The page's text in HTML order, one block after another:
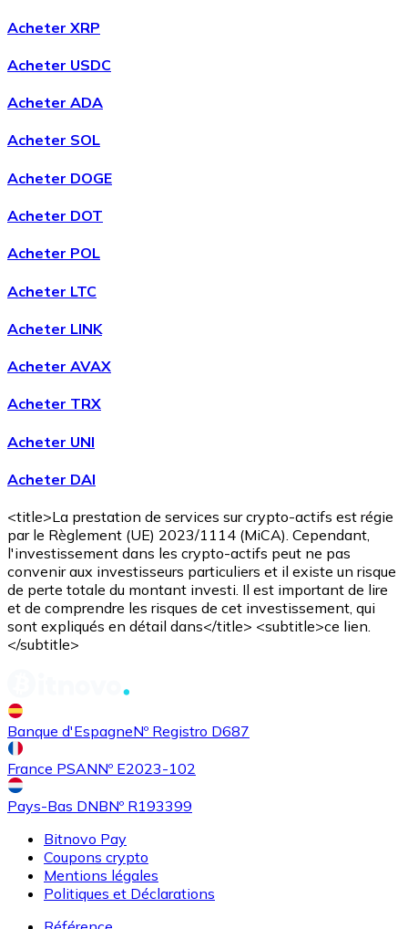
Acheter XRP
Acheter USDC
Acheter ADA
Acheter SOL
Acheter DOGE
Acheter DOT
Acheter POL
Acheter LTC
Acheter LINK
Acheter AVAX
Acheter TRX
Acheter UNI
Acheter DAI
<title>La prestation de services sur crypto-actifs est régie
par le Règlement (UE) 2023/1114 (MiCA). Cependant,
l'investissement dans les crypto-actifs peut ne pas
convenir aux investisseurs particuliers et il existe un risque
de perte totale du montant investi. Il est important de lire
et de comprendre les risques de cet investissement, qui
sont expliqués en détail dans</title> <subtitle>ce lien.
</subtitle>
Banque d'EspagneNº Registro D687
France PSANNº E2023-102
Pays-Bas DNBNº R193399
Bitnovo Pay
Coupons crypto
Mentions légales
Politiques et Déclarations